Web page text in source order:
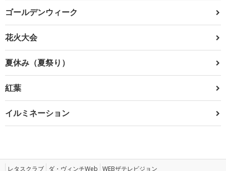
ゴールデンウィーク
花火大会
夏休み（夏祭り）
紅葉
イルミネーション
レタスクラブ ダ・ヴィンチWeb WEBザテレビジョン